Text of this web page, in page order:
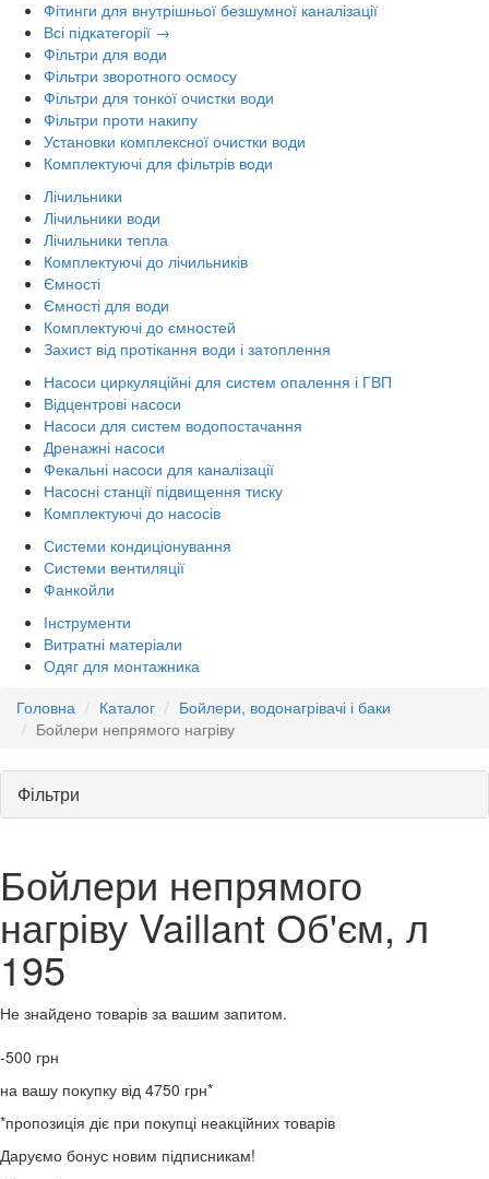
Фітинги для внутрішньої безшумної каналізації
Всі підкатегорії →
Фільтри для води
Фільтри зворотного осмосу
Фільтри для тонкої очистки води
Фільтри проти накипу
Установки комплексної очистки води
Комплектуючі для фільтрів води
Лічильники
Лічильники води
Лічильники тепла
Комплектуючі до лічильників
Ємності
Ємності для води
Комплектуючі до ємностей
Захист від протікання води і затоплення
Насоси циркуляційні для систем опалення і ГВП
Відцентрові насоси
Насоси для систем водопостачання
Дренажні насоси
Фекальні насоси для каналізації
Насосні станції підвищення тиску
Комплектуючі до насосів
Системи кондиціонування
Системи вентиляції
Фанкойли
Інструменти
Витратні матеріали
Одяг для монтажника
Головна
Каталог
Бойлери, водонагрівачі і баки
Бойлери непрямого нагріву
Фільтри
Бойлери непрямого
нагріву Vaillant Об'єм, л
195
Не знайдено товарів за вашим запитом.
-500 грн
на вашу покупку від 4750 грн*
*пропозиція діє при покупці неакційних товарів
Даруємо бонус новим підписникам!